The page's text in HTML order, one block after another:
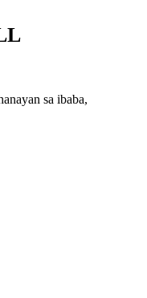
sa ibaba,